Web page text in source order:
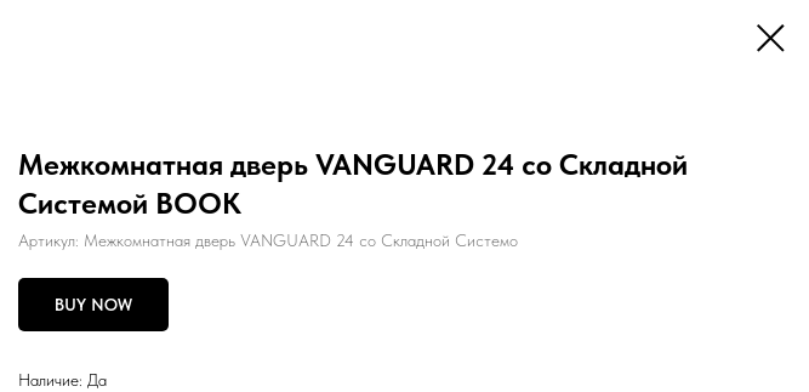
Межкомнатная дверь VANGUARD 24 со Складной
Системой BOOK
Артикул: Межкомнатная дверь VANGUARD 24 со Складной Системо
BUY NOW
Наличие: Да